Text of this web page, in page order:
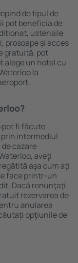
de tipul de
pot beneficia de
ustensile
prosoape și acces
gratuită, pot
alege un hotel cu
la
pot fi făcute
intermediul
cazare
aveţi
aşa cum aţi
face printr-un
Dacă renunţaţi
rezervarea de
anularea
opţiunile de